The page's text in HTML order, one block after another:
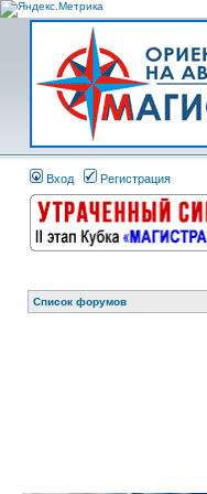
Вход Регистрация
Список форумов